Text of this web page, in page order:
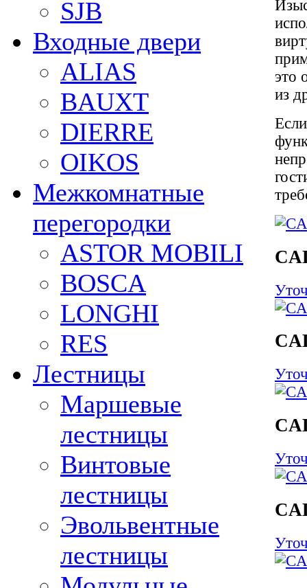
SJB
Входные двери
ALIAS
BAUXT
DIERRE
OIKOS
Межкомнатные
перегородки
ASTOR MOBILI
BOSCA
LONGHI
RES
Лестницы
Маршевые
лестницы
Винтовые
лестницы
Эвольвентные
лестницы
это
из